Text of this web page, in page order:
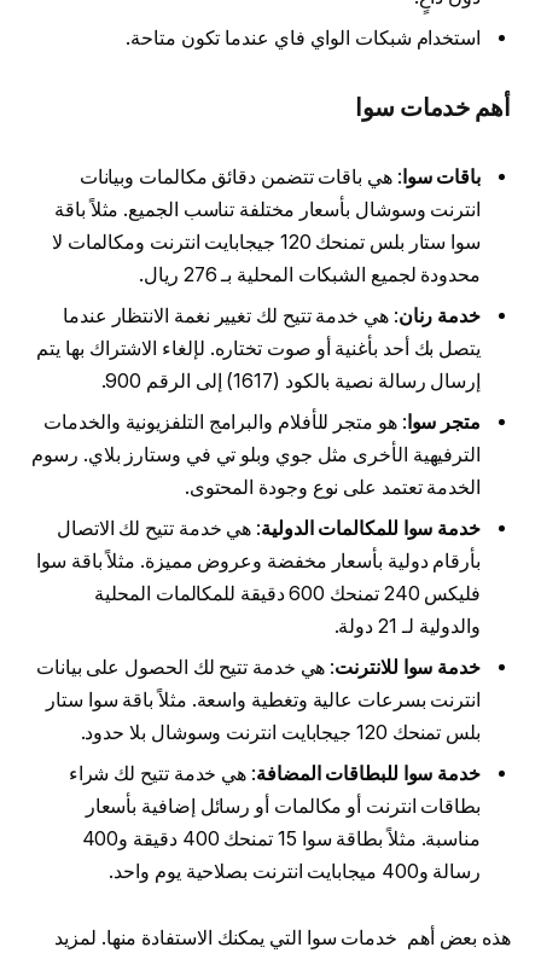
استخدام شبكات الواي فاي عندما تكون متاحة.
أهم خدمات سوا
باقات سوا: هي باقات تتضمن دقائق مكالمات وبيانات
انترنت وسوشال بأسعار مختلفة تناسب الجميع. مثلاً باقة
سوا ستار بلس تمنحك 120 جيجابايت انترنت ومكالمات لا
محدودة لجميع الشبكات المحلية بـ 276 ريال.
خدمة رنان: هي خدمة تتيح لك تغيير نغمة الانتظار عندما
يتصل بك أحد بأغنية أو صوت تختاره. لإلغاء الاشتراك بها يتم
إرسال رسالة نصية بالكود (1617) إلى الرقم 900.
متجر سوا: هو متجر للأفلام والبرامج التلفزيونية والخدمات
الترفيهية الأخرى مثل جوي وبلو تي في وستارز بلاي. رسوم
الخدمة تعتمد على نوع وجودة المحتوى.
خدمة سوا للمكالمات الدولية: هي خدمة تتيح لك الاتصال
بأرقام دولية بأسعار مخفضة وعروض مميزة. مثلاً باقة سوا
فليكس 240 تمنحك 600 دقيقة للمكالمات المحلية
والدولية لـ 21 دولة.
خدمة سوا للانترنت: هي خدمة تتيح لك الحصول على بيانات
انترنت بسرعات عالية وتغطية واسعة. مثلاً باقة سوا ستار
بلس تمنحك 120 جيجابايت انترنت وسوشال بلا حدود.
خدمة سوا للبطاقات المضافة: هي خدمة تتيح لك شراء
بطاقات انترنت أو مكالمات أو رسائل إضافية بأسعار
مناسبة. مثلاً بطاقة سوا 15 تمنحك 400 دقيقة و400
رسالة و400 ميجابايت انترنت بصلاحية يوم واحد.
هذه بعض أهم خدمات سوا التي يمكنك الاستفادة منها. لمزيد